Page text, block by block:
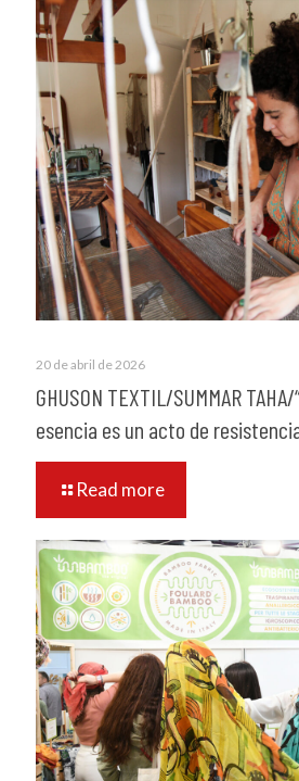
20 de abril de 2026
GHUSON TEXTIL/SUMMAR
esencia es un acto de
Read more